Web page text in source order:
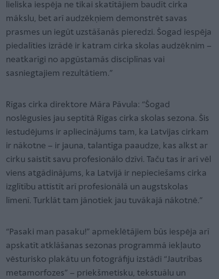
lieliska iespēja ne tikai skatītājiem baudīt cirka
mākslu, bet arī audzēkņiem demonstrēt savas
prasmes un iegūt uzstāšanās pieredzi. Šogad iespēja
piedalīties izrādē ir katram cirka skolas audzēknim –
neatkarīgi no apgūstamās disciplīnas vai
sasniegtajiem rezultātiem.”
Rīgas cirka direktore Māra Pāvula: “Šogad
noslēgusies jau septītā Rīgas cirka skolas sezona. Šis
iestudējums ir apliecinājums tam, ka Latvijas cirkam
ir nākotne – ir jauna, talantīga paaudze, kas alkst ar
cirku saistīt savu profesionālo dzīvi. Taču tas ir arī vēl
viens atgādinājums, ka Latvijā ir nepieciešams cirka
izglītību attīstīt arī profesionālā un augstskolas
līmenī. Turklāt tam jānotiek jau tuvākajā nākotnē.”
“Pasaki man pasaku!” apmeklētājiem būs iespēja arī
apskatīt atklāšanas sezonas programmā iekļauto
vēsturisko plakātu un fotogrāfiju izstādi “Jautrības
metamorfozes” – priekšmetisku, tekstuālu un